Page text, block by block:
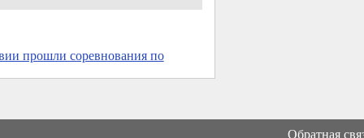
прошли соревнования по
Обратная